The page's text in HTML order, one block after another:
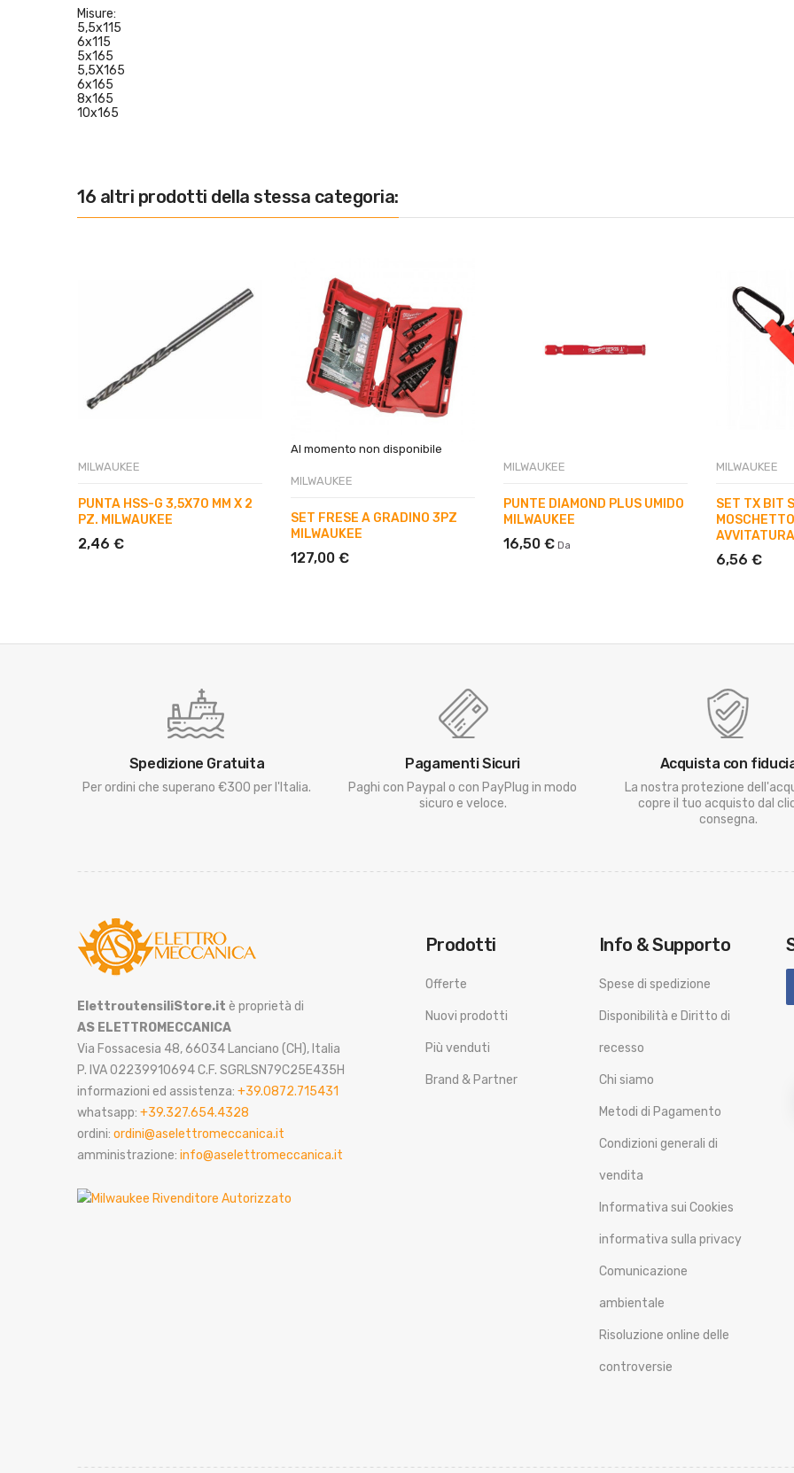
Misure:
5,5x115
6x115
5x165
5,5X165
6x165
8x165
10x165
16 altri prodotti della stessa categoria:
MILWAUKEE
PUNTA HSS-G 3,5X70 MM X 2
PZ. MILWAUKEE
2,46 €
Al momento non disponibile
MILWAUKEE
SET FRESE A GRADINO 3PZ
MILWAUKEE
127,00 €
MILWAUKEE
PUNTE DIAMOND PLUS UMIDO
MILWAUKEE
16,50 € Da
MILWAUKEE
SET TX BIT
6,56 €
Spedizione Gratuita
Per ordini che superano €300 per l'Italia.
Pagamenti Sicuri
Paghi con Paypal o con PayPlug in modo
sicuro e veloce.
Acquista con
La nostra protezione
copre il tuo acquisto dal
consegna.
ElettroutensiliStore.it è proprietà di
AS ELETTROMECCANICA
Via Fossacesia 48, 66034 Lanciano (CH), Italia
P. IVA 02239910694 C.F. SGRLSN79C25E435H
informazioni ed assistenza: +39.0872.715431
whatsapp: +39.327.654.4328
ordini: ordini@aselettromeccanica.it
amministrazione: info@aselettromeccanica.it
Prodotti
Offerte
Nuovi prodotti
Più venduti
Brand & Partner
Info & Supporto
Spese di spedizione
Disponibilità e Diritto di
recesso
Chi siamo
Metodi di Pagamento
Condizioni generali di
vendita
Informativa sui Cookies
informativa sulla privacy
Comunicazione
ambientale
Risoluzione online delle
controversie